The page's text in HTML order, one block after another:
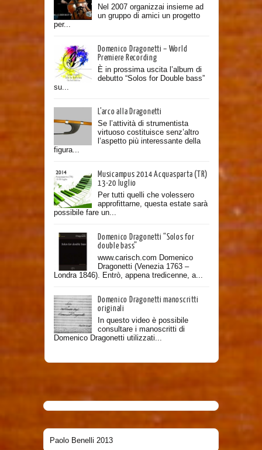
Nel 2007 organizzai insieme ad
un gruppo di amici un progetto
per...
Domenico Dragonetti – World
Premiere Recording
È in prossima uscita l’album di
debutto “Solos for Double bass”
su...
L’arco alla Dragonetti
Se l’attività di strumentista
virtuoso costituisce senz’altro
l’aspetto più interessante della
figura...
Musicampus 2014 Acquasparta (TR)
13-20 luglio
Per tutti quelli che volessero
approfittarne, questa estate sarà
possibile fare un...
Domenico Dragonetti “Solos for
double bass”
www.carisch.com Domenico
Dragonetti (Venezia 1763 –
Londra 1846). Entrò, appena tredicenne, a...
Domenico Dragonetti manoscritti
originali
In questo video è possibile
consultare i manoscritti di
Domenico Dragonetti utilizzati...
Paolo Benelli 2013